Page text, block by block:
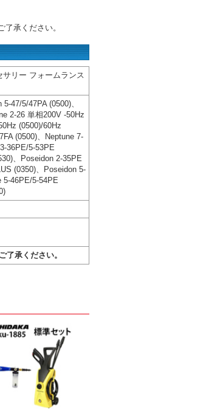
承ください。
リー フォームランス
47/5/47PA (0500)、
2-26 単相200V -50Hz
(0500)/60Hz
(0500)、Neptune 7-
36PE/5-53PE
、Poseidon 2-35PE
(0350)、Poseidon 5-
5-46PE/5-54PE
承ください。